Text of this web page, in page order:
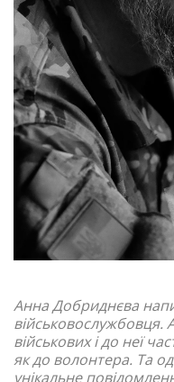
Анна Добриднєва
військовослужбовця.
військових і до неї
як до волонтера. Та
унікальне